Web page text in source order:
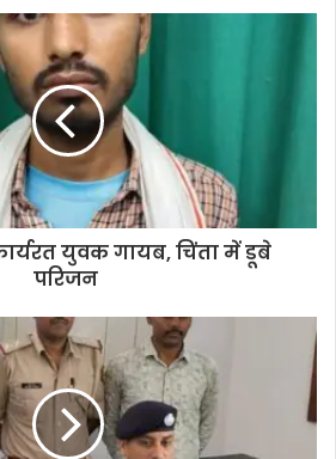
s
i
t
e
युवक गायब, चिंता में डूबे
परिजन